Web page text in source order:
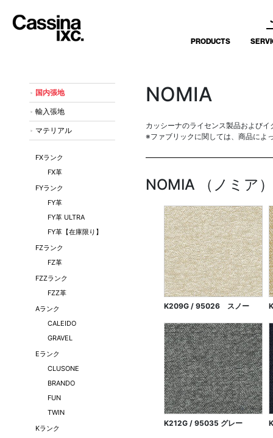
PRODUCTS
NOMIA
カッシーナのライセンス製品および
※ファブリックに関しては、商品によ
NOMIA （ノミ
K209G / 95026 スノー
K212G / 95035 グレー
国内張地
輸入張地
マテリアル
FXランク
FX革
FYランク
FY革
FY革 ULTRA
FY革【在庫限り】
FZランク
FZ革
FZZランク
FZZ革
Aランク
CALEIDO
GRAVEL
Eランク
CLUSONE
BRANDO
FUN
TWIN
Kランク